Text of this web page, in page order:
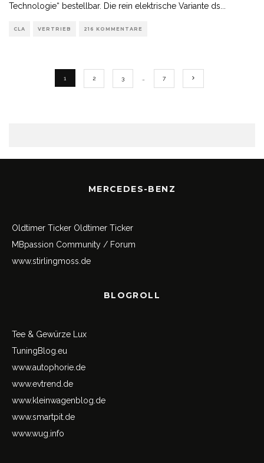
Technologie“ bestellbar. Die rein elektrische Variante ds
CLA VERTRIEB 216 KOMMENTARE
1 2 3 7
MERCEDES-BENZ
Oldtimer Ticker Oldtimer Ticker
MBpassion Community / Forum
www.stirlingmoss.de
BLOGROLL
Tee & Gewürze Lux
TuningBlog.eu
www.autophorie.de
www.evtrend.de
www.kleinwagenblog.de
www.smartpit.de
www.wug.info